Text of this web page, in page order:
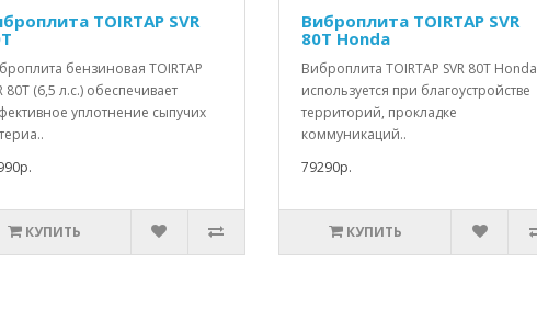
TOIRTAP SVR
бензиновая TOIRTAP
80T (6,5 л.с.) обеспечивает
уплотнение сыпучих
КУПИТЬ
Виброплита TOIRTAP SVR
80T Honda
Виброплита TOIRTAP SVR 80T Honda
используется при благоустройстве
территорий, прокладке
коммуникаций..
79290р.
КУПИТЬ